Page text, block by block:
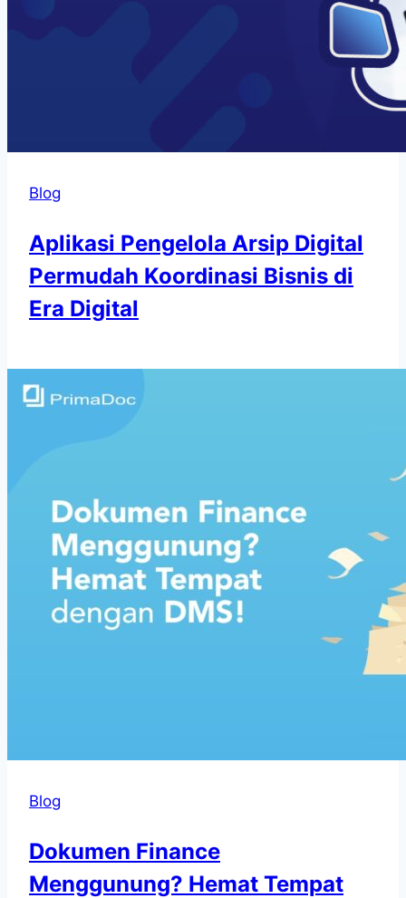
Blog
Aplikasi Pengelola Arsip Digital
Permudah Koordinasi Bisnis di
Era Digital
Blog
Dokumen Finance
Menggunung? Hemat Tempat